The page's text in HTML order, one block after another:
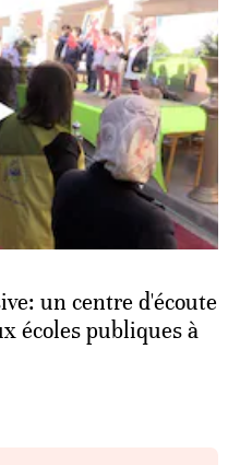
un centre d'écoute
écoles publiques à